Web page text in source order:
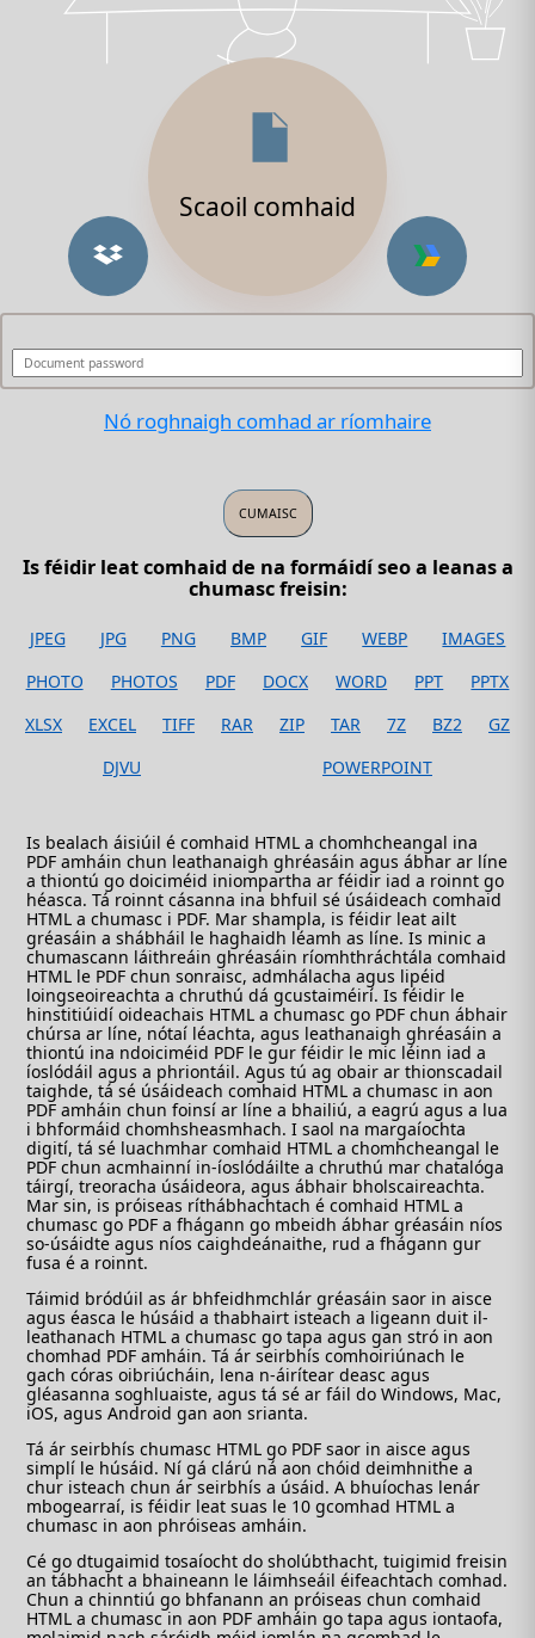
Scaoil comhaid
Nó roghnaigh comhad ar ríomhaire
Is féidir leat comhaid de na formáidí seo a leanas a
chumasc freisin:
JPEG JPG PNG BMP GIF WEBP
IMAGES
PHOTO
PHOTOS PDF DOCX WORD PPT
PPTX
XLSX
EXCEL TIFF RAR ZIP TAR 7Z BZ2
GZ
DJVU
POWERPOINT
Is bealach áisiúil é comhaid HTML a chomhcheangal ina
PDF amháin chun leathanaigh ghréasáin agus ábhar ar líne
a thiontú go doiciméid iniompartha ar féidir iad a roinnt go
héasca. Tá roinnt cásanna ina bhfuil sé úsáideach comhaid
HTML a chumasc i PDF. Mar shampla, is féidir leat ailt
gréasáin a shábháil le haghaidh léamh as líne. Is minic a
chumascann láithreáin ghréasáin ríomhthráchtála comhaid
HTML le PDF chun sonraisc, admhálacha agus lipéid
loingseoireachta a chruthú dá gcustaiméirí. Is féidir le
hinstitiúidí oideachais HTML a chumasc go PDF chun ábhair
chúrsa ar líne, nótaí léachta, agus leathanaigh ghréasáin a
thiontú ina ndoiciméid PDF le gur féidir le mic léinn iad a
íoslódáil agus a phriontáil. Agus tú ag obair ar thionscadail
taighde, tá sé úsáideach comhaid HTML a chumasc in aon
PDF amháin chun foinsí ar líne a bhailiú, a eagrú agus a lua
i bhformáid chomhsheasmhach. I saol na margaíochta
digití, tá sé luachmhar comhaid HTML a chomhcheangal le
PDF chun acmhainní in-íoslódáilte a chruthú mar chatalóga
táirgí, treoracha úsáideora, agus ábhair bholscaireachta.
Mar sin, is próiseas ríthábhachtach é comhaid HTML a
chumasc go PDF a fhágann go mbeidh ábhar gréasáin níos
so-úsáidte agus níos caighdeánaithe, rud a fhágann gur
fusa é a roinnt.
Táimid bródúil as ár bhfeidhmchlár gréasáin saor in aisce
agus éasca le húsáid a thabhairt isteach a ligeann duit il-
leathanach HTML a chumasc go tapa agus gan stró in aon
chomhad PDF amháin. Tá ár seirbhís comhoiriúnach le
gach córas oibriúcháin, lena n-áirítear deasc agus
gléasanna soghluaiste, agus tá sé ar fáil do Windows, Mac,
iOS, agus Android gan aon srianta.
Tá ár seirbhís chumasc HTML go PDF saor in aisce agus
simplí le húsáid. Ní gá clárú ná aon chóid deimhnithe a
chur isteach chun ár seirbhís a úsáid. A bhuíochas lenár
mbogearraí, is féidir leat suas le 10 gcomhad HTML a
chumasc in aon phróiseas amháin.
Cé go dtugaimid tosaíocht do sholúbthacht, tuigimid freisin
an tábhacht a bhaineann le láimhseáil éifeachtach comhad.
Chun a chinntiú go bhfanann an próiseas chun comhaid
HTML a chumasc in aon PDF amháin go tapa agus iontaofa,